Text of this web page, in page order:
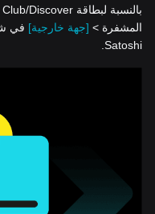
المشفرة > [جهة خارجية]
Satoshi.